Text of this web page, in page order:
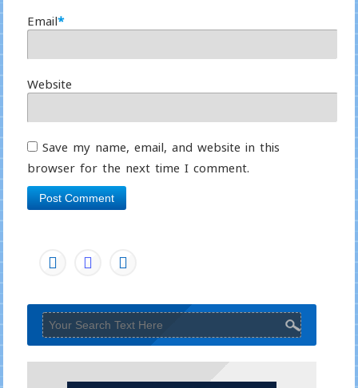
Email*
Website
Save my name, email, and website in this
browser for the next time I comment.